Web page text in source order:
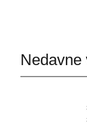
Nedavne